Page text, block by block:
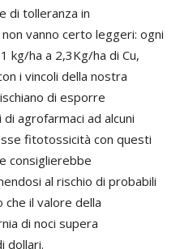
di tolleranza in
vanno certo leggeri: ogni
kg/ha a 2,3Kg/ha di Cu,
i vincoli della nostra
di esporre
agrofarmaci ad alcuni
fitotossicità con questi
consiglierebbe
al rischio di probabili
che il valore della
di noci supera
dollari.